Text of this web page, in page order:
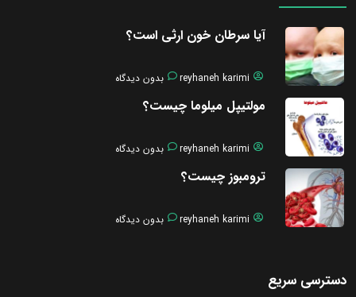
آیا سرطان خون ارثی است؟
reyhaneh karimi بدون دیدگاه
مولتیپل میلوما چیست؟
reyhaneh karimi بدون دیدگاه
ترومبوز چیست؟
reyhaneh karimi بدون دیدگاه
دسترسی سریع